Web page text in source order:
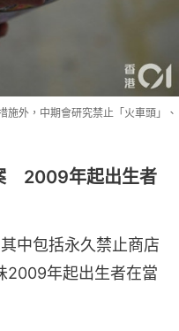
外，中期會研究禁止「火車頭」、
2009年起出生者
中包括永久禁止商店
2009年起出生者在當